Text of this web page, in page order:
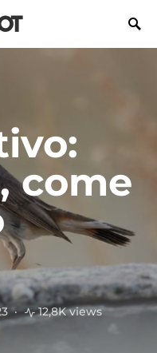
come
12,8K views